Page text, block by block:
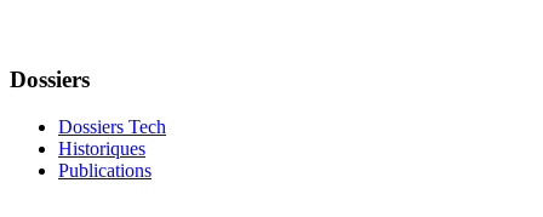
Dossiers
Dossiers Tech
Historiques
Publications